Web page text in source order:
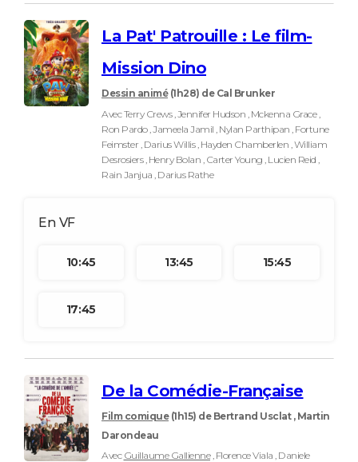
La Pat' Patrouille : Le film-
Mission Dino
Dessin animé (1h28) de Cal Brunker
Avec Terry Crews , Jennifer Hudson , Mckenna Grace ,
Ron Pardo , Jameela Jamil , Nylan Parthipan , Fortune
Feimster , Darius Willis , Hayden Chamberlen , William
Desrosiers , Henry Bolan , Carter Young , Lucien Reid ,
Rain Janjua , Darius Rathe
10:45 13:45 15:45
17:45
De la Comédie-Française
Film comique (1h15) de Bertrand Usclat , Martin
Darondeau
Avec Guillaume Gallienne, Florence Viala , Daniele